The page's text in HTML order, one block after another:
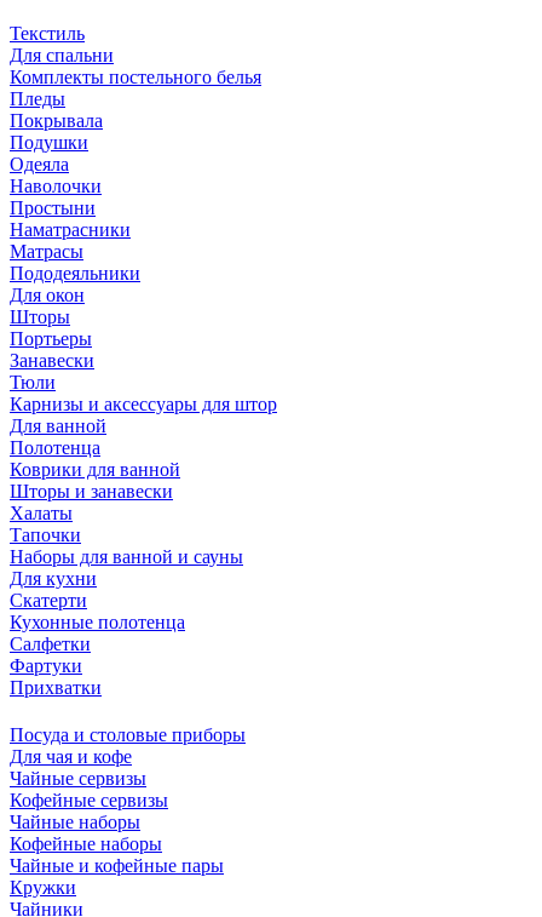
Текстиль
Для спальни
Комплекты постельного белья
Пледы
Покрывала
Подушки
Одеяла
Наволочки
Простыни
Наматрасники
Матрасы
Пододеяльники
Для окон
Шторы
Портьеры
Занавески
Тюли
Карнизы и аксессуары для штор
Для ванной
Полотенца
Коврики для ванной
Шторы и занавески
Халаты
Тапочки
Наборы для ванной и сауны
Для кухни
Скатерти
Кухонные полотенца
Салфетки
Фартуки
Прихватки
Посуда и столовые приборы
Для чая и кофе
Чайные сервизы
Кофейные сервизы
Чайные наборы
Кофейные наборы
Чайные и кофейные пары
Кружки
Чайники